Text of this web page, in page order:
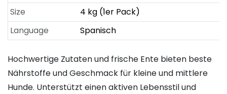
Size
4 kg (1er Pack)
Language
Spanisch
Hochwertige Zutaten und frische Ente bieten beste
Nährstoffe und Geschmack für kleine und mittlere
Hunde. Unterstützt einen aktiven Lebensstil und